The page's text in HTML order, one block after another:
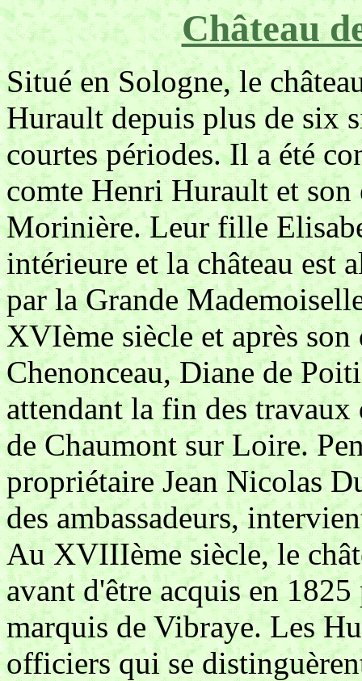
Château
Situé en Sologne, le
Hurault depuis plus de six
courtes périodes. Il a été
comte Henri Hurault et
Morinière. Leur fille
intérieure et la château est
par la Grande
XVIème siècle et après son
Chenonceau, Diane de
attendant la fin des
de Chaumont sur Loire.
propriétaire Jean Nicolas
des ambassadeurs,
Au XVIIIème siècle, le
avant d'être acquis en
marquis de Vibraye. Les
officiers qui se